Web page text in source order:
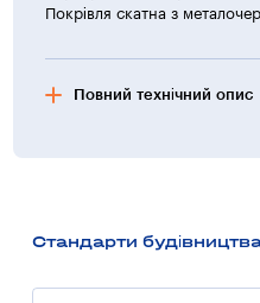
Покрівля скатна з
Повний технічний опис
Стандарти